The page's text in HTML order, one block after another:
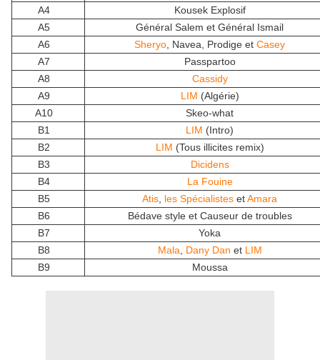
A4
Kousek Explosif
A5
Général Salem et Général Ismail
A6
Sheryo , Navea, Prodige et Casey
A7
Passpartoo
A8
Cassidy
A9
LIM (Algérie)
A10
Skeo-what
B1
LIM (Intro)
B2
LIM (Tous illicites remix)
B3
Dicidens
B4
La Fouine
B5
Atis les Spécialistes etAmara
B6
Bédave style et Causeur de troubles
B7
Yoka
B8
Mala Dany Dan et LIM
B9
Moussa